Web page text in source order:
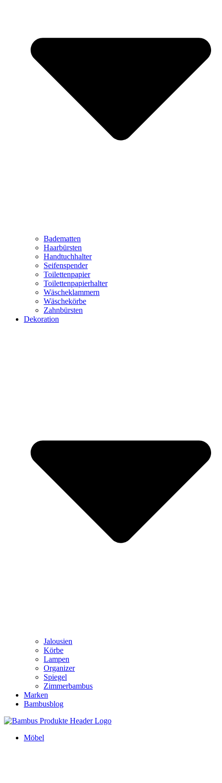
Badematten
Haarbürsten
Handtuchhalter
Seifenspender
Toilettenpapier
Toilettenpapierhalter
Wäscheklammern
Wäschekörbe
Zahnbürsten
Dekoration
Jalousien
Körbe
Lampen
Organizer
Spiegel
Zimmerbambus
Marken
Bambusblog
Möbel